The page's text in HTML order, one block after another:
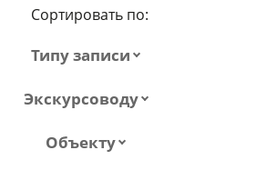
Сортировать по:
Типу записи
Экскурсоводу
Объекту